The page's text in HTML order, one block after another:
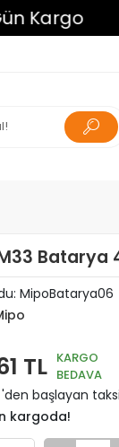
Tüm
Batarya
MipoBatarya06
TL KARGO
BEDAVA
'den başlayan
kargoda!